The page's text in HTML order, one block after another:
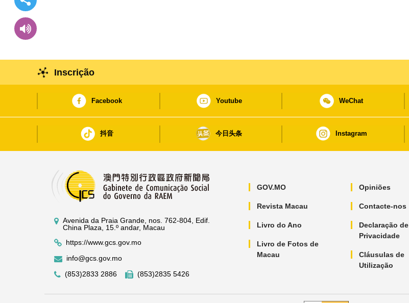
Inscrição
Facebook Youtube WeChat
抖音 今日头条 Instagram
Avenida da Praia Grande, nos. 762-804, Edif.
China Plaza, 15.º andar, Macau
https://www.gcs.gov.mo
info@gcs.gov.mo
(853)2833 2886
(853)2835 5426
GOV.MO
Revista Macau
Livro do Ano
Livro de Fotos de
Macau
Opiniões
Contacte-nos
Declaração de
Privacidade
Cláusulas de
Utilização